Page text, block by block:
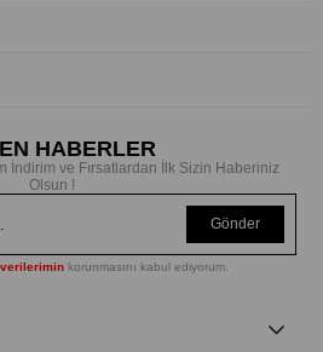
HABERLER
İndirim ve Fırsatlardan İlk Sizin Haberiniz
Olsun !
Gönder
korunmasını kabul ediyorum.